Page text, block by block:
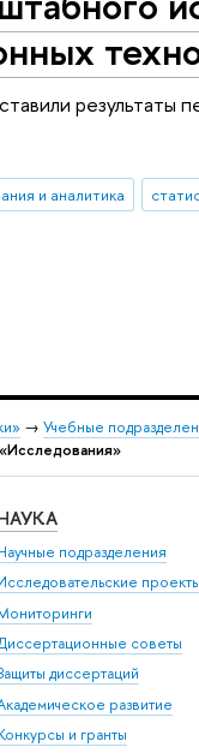
результаты
и аналитика
→ Учебные
подразделения
проекты
советы
диссертаций
развитие
и гранты